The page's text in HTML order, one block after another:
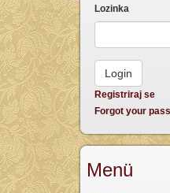
Lozinka
Registriraj se
Forgot your
Menü